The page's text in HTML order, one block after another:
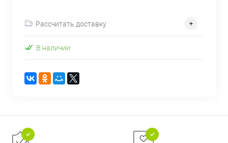
Рассчитать доставку
В наличии
8 800 302-02-51